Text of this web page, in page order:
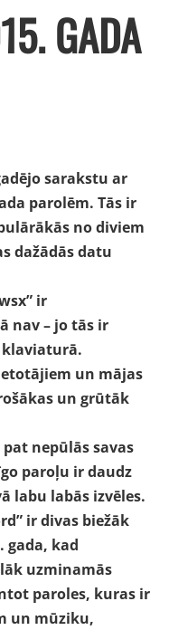
GADA
sarakstu ar
parolēm. Tās ir
no diviem
dažādās datu
ir
nav – jo tās ir
klaviaturā.
un mājas
un grūtāk
nepūlās savas
paroļu ir daudz
labu labās izvēles.
ir divas biežāk
gada, kad
uzminamās
paroles, kuras ir
un mūziku,